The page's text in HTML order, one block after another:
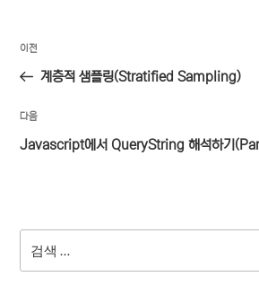
글
색
이
전
이전
계층적 샘플링(Stratified Sampling)
다
음
다음
Javascript에서 QueryString 해석하기
색: